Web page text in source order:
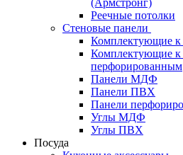
Реечные потолки
Стеновые панели
Комплектующие
Комплектующие к
перфорированным
Панели МДФ
Панели ПВХ
Панели
Углы МДФ
Углы ПВХ
Посуда